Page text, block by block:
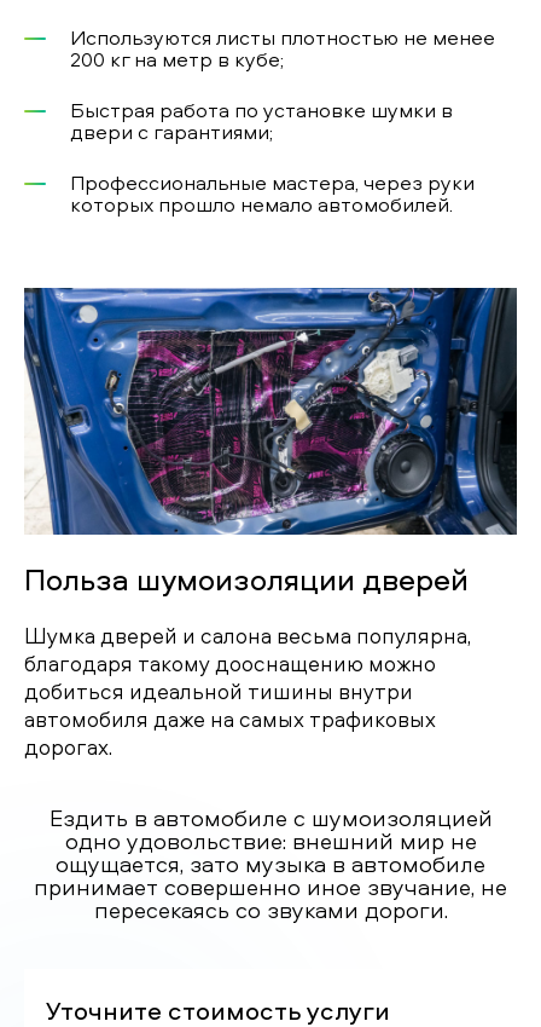
Используются листы плотностью не менее
200 кг на метр в кубе;
Быстрая работа по установке шумки в
двери с гарантиями;
Профессиональные мастера, через руки
которых прошло немало автомобилей.
Польза шумоизоляции дверей
Шумка дверей и салона весьма популярна,
благодаря такому дооснащению можно
добиться идеальной тишины внутри
автомобиля даже на самых трафиковых
дорогах.
Ездить в автомобиле с шумоизоляцией
одно удовольствие: внешний мир не
ощущается, зато музыка в автомобиле
принимает совершенно иное звучание, не
пересекаясь со звуками дороги.
Уточните стоимость услуги